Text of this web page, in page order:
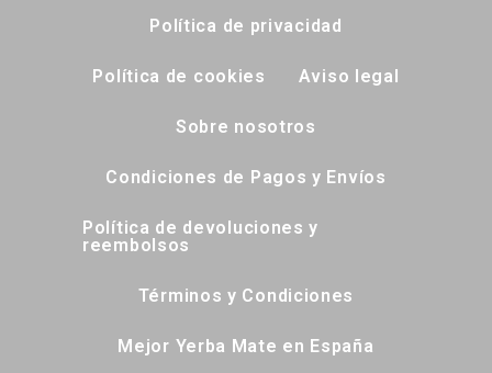
Política de privacidad
Política de cookies Aviso legal
Sobre nosotros
Condiciones de Pagos y Envíos
Política de devoluciones y
reembolsos
Términos y Condiciones
Mejor Yerba Mate en España